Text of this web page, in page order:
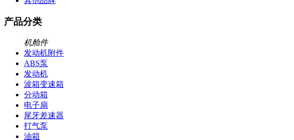
产品分类
机舱件
发动机附件
ABS泵
发动机
波箱变速箱
分动箱
电子扇
尾牙差速器
打气泵
油箱